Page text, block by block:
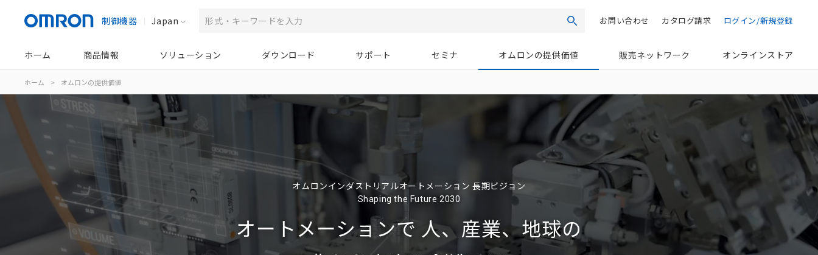
制御機器 Japan 検索 ログイン/新規登録
カタログ請求
お問い合わせ
ホーム 商品情報 ソリューション ダウンロード サポート セミナ オムロンの提供価値 販売ネットワーク オンラインストア
ホーム > オムロンの提供価値
オムロンインダストリアルオートメーション 長期ビジョン
Shaping the Future 2030
オートメーションで 人、産業、地球の